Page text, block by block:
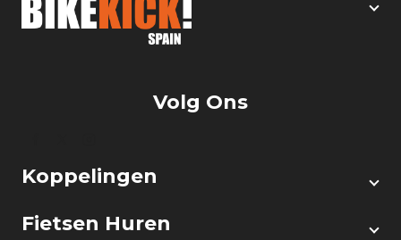
Volg Ons
Koppelingen
Fietsen Huren